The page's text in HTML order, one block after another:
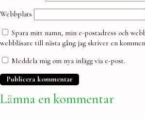
Webbplats
Spara mitt namn, min e-postadress och
webbläsare till nästa gång jag skriver en
Meddela mig om nya inlägg via e-post.
Lämna en kommentar